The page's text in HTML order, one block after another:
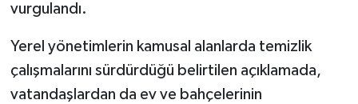
vurgulandı.
Yerel yönetimlerin kamusal alanlarda temizlik
çalışmalarını sürdürdüğü belirtilen açıklamada,
vatandaşlardan da ev ve bahçelerinin